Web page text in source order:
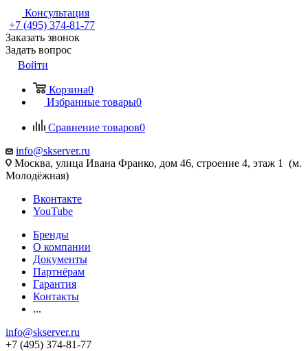
Консультация
+7 (495) 374-81-77
Заказать звонок
Задать вопрос
Войти
Корзина0
Избранные товары0
Сравнение товаров0
info@skserver.ru
Москва, улица Ивана Франко, дом 46, строение 4, этаж 1 (м.
Молодёжная)
Вконтакте
YouTube
Бренды
О компании
Документы
Партнёрам
Гарантия
Контакты
...
info@skserver.ru
+7 (495) 374-81-77